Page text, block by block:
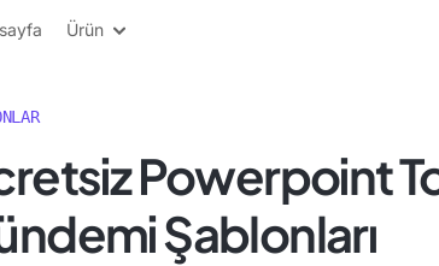
Ürün
Powerpoint
Şablonları